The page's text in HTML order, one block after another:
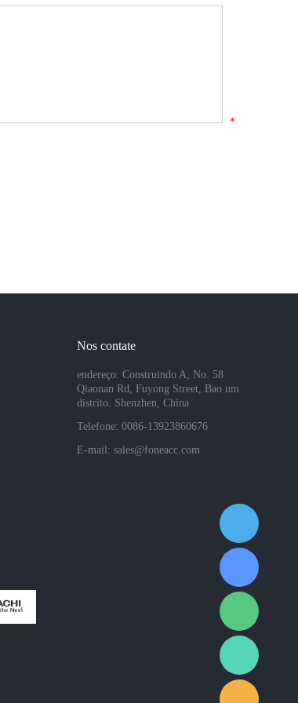
*
Nos contate
endereço: Construindo A, No. 58
Qiaonan Rd, Fuyong Street, Bao um
distrito. Shenzhen, China
Telefone: 0086-13923860676
E-mail: sales@foneacc.com